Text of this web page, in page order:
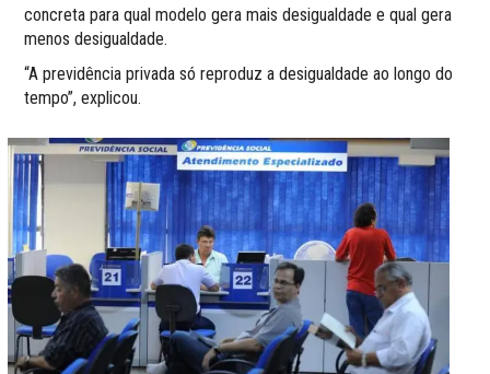
concreta para qual modelo gera mais desigualdade e qual gera
menos desigualdade.
“A previdência privada só reproduz a desigualdade ao longo do
tempo”, explicou.